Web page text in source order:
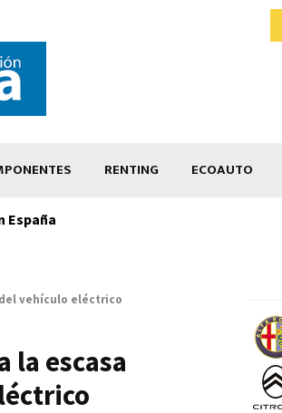
RENTING ECOAUTO
España
vehículo eléctrico
la escasa